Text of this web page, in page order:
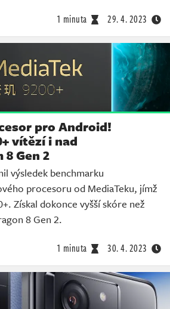
1 minuta 29. 4. 2023
pro Android!
vítězí i nad
Gen 2
výsledek benchmarku
procesoru od MediaTeku, jímž
Získal dokonce vyšší skóre než
8 Gen 2.
1 minuta 30. 4. 2023